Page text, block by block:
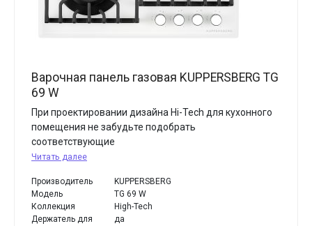
Варочная панель газовая KUPPERSBERG TG
69 W
При проектировании дизайна Hi-Tech для кухонного
помещения не забудьте подобрать
соответствующие
Читать далее
Производитель
KUPPERSBERG
Модель
TG 69 W
Коллекция
High-Tech
Держатель для
да